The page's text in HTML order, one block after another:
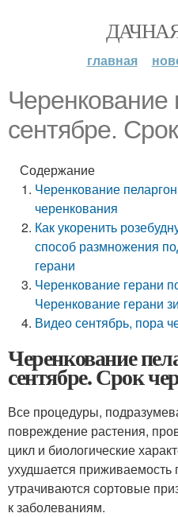
главная
Черенкование
сентябре.
Содержание
Черенкование
черенкования
Как укоренить
способ размножения
герани
Черенкование герани
Черенкование герани
Видео сентябрь, пора
Черенкование
сентябре. Срок
Все процедуры,
повреждение растения,
цикл и биологические
ухудшается приживаемость
утрачиваются сортовые
к заболеваниям.